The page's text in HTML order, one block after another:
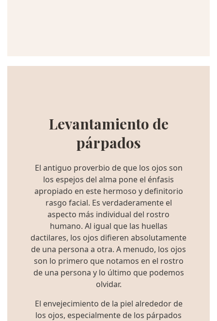
Levantamiento de
párpados
El antiguo proverbio de que los ojos son
los espejos del alma pone el énfasis
apropiado en este hermoso y definitorio
rasgo facial. Es verdaderamente el
aspecto más individual del rostro
humano. Al igual que las huellas
dactilares, los ojos difieren absolutamente
de una persona a otra. A menudo, los ojos
son lo primero que notamos en el rostro
de una persona y lo último que podemos
olvidar.
El envejecimiento de la piel alrededor de
los ojos, especialmente de los párpados